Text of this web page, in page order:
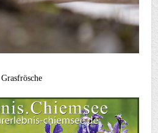
Grasfrösche